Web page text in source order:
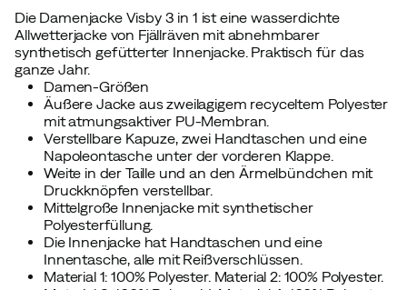
Die Damenjacke Visby 3 in 1 ist eine wasserdichte
Allwetterjacke von Fjällräven mit abnehmbarer
synthetisch gefütterter Innenjacke. Praktisch für das
ganze Jahr.
Damen-Größen
Äußere Jacke aus zweilagigem recyceltem Polyester
mit atmungsaktiver PU-Membran.
Verstellbare Kapuze, zwei Handtaschen und eine
Napoleontasche unter der vorderen Klappe.
Weite in der Taille und an den Ärmelbündchen mit
Druckknöpfen verstellbar.
Mittelgroße Innenjacke mit synthetischer
Polyesterfüllung.
Die Innenjacke hat Handtaschen und eine
Innentasche, alle mit Reißverschlüssen.
Material 1: 100% Polyester. Material 2: 100% Polyester.